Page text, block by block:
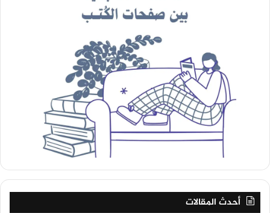
أحدث المقالات